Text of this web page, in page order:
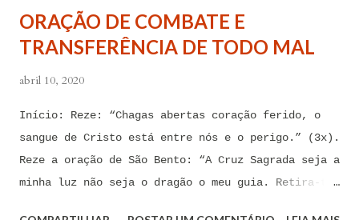
de impotência, de apego, de escravidão
sentimental, de devassidão, de adultério, de
ORAÇÃO DE COMBATE E
TRANSFERÊNCIA DE TODO MAL
abril 10, 2020
Início: Reze: “Chagas abertas coração ferido, o
sangue de Cristo está entre nós e o perigo.” (3x).
Reze a oração de São Bento: “A Cruz Sagrada seja a
minha luz não seja o dragão o meu guia. Retira-te